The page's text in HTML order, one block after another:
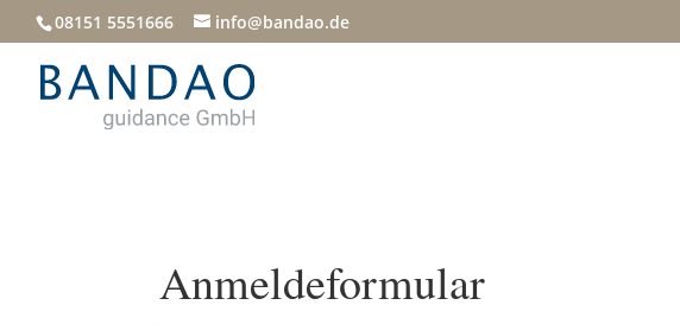
08151 5551666 info@bandao.de
Anmeldeformular